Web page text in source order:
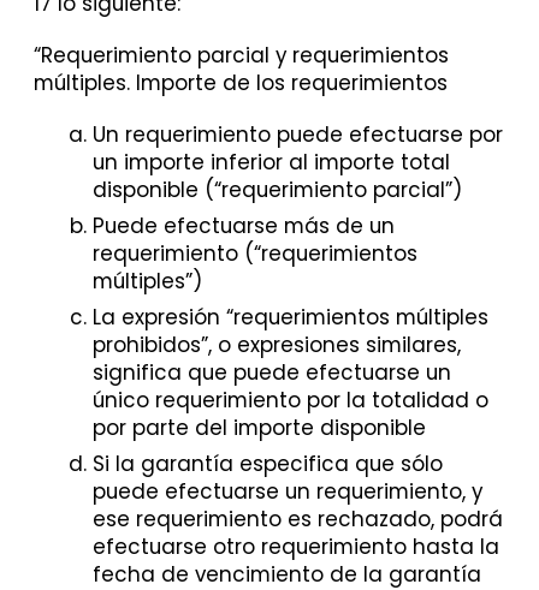
“Requerimiento parcial y requerimientos
múltiples. Importe de los requerimientos
Un requerimiento puede efectuarse por
un importe inferior al importe total
disponible (“requerimiento parcial”)
Puede efectuarse más de un
requerimiento (“requerimientos
múltiples”)
La expresión “requerimientos múltiples
prohibidos”, o expresiones similares,
significa que puede efectuarse un
único requerimiento por la totalidad o
por parte del importe disponible
Si la garantía especifica que sólo
puede efectuarse un requerimiento, y
ese requerimiento es rechazado, podrá
efectuarse otro requerimiento hasta la
fecha de vencimiento de la garantía